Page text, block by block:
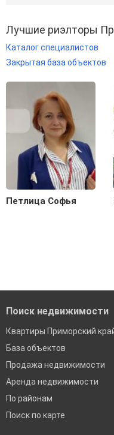
Лучшие риэлторы
Каталог специалистов
Закрытая база объектов
Петлица Софья
Поиск недвижимости
Квартиры Приморский
База объектов
Продажа недвижимости
Аренда недвижимости
По районам
Поиск по карте